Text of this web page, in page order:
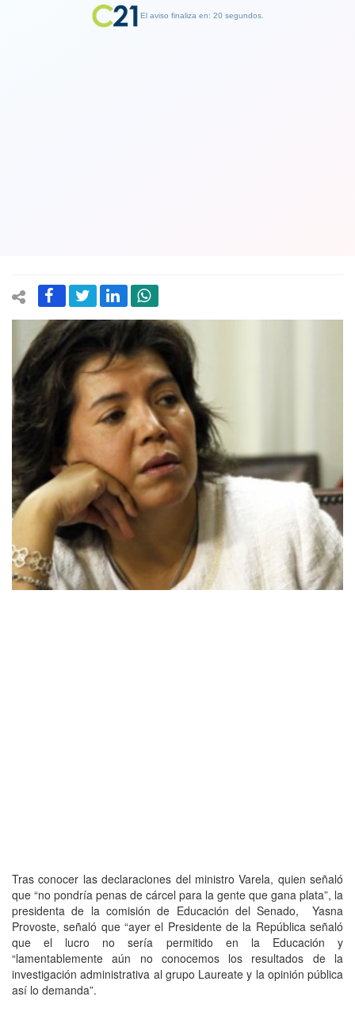
Tras conocer las declaraciones del ministro Varela, quien señaló
que “no pondría penas de cárcel para la gente que gana plata”, la
presidenta de la comisión de Educación del Senado, Yasna
Provoste, señaló que “ayer el Presidente de la República señaló
que el lucro no sería permitido en la Educación y
“lamentablemente aún no conocemos los resultados de la
investigación administrativa al grupo Laureate y la opinión pública
así lo demanda”.
El aviso finaliza en: 19 segundos.